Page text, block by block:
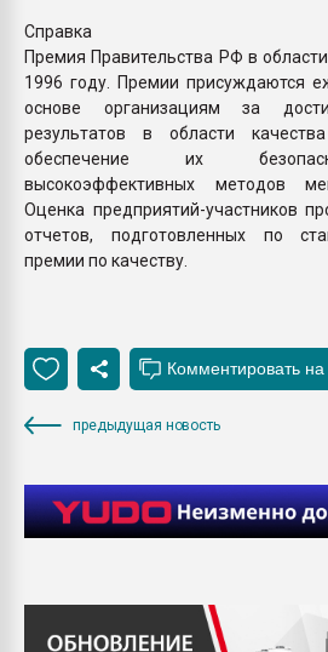
Справка
Премия Правительства РФ в
1996 году. Премии присуждаются
основе организациям за
результатов в области
обеспечение их
высокоэффективных методов
Оценка предприятий-участников
отчетов, подготовленных по
премии по качеству.
предыдущая новость